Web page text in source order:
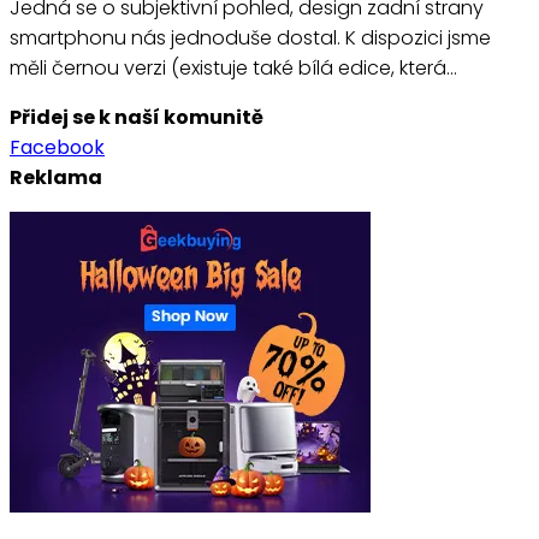
Jedná se o subjektivní pohled, design zadní strany
smartphonu nás jednoduše dostal. K dispozici jsme
měli černou verzi (existuje také bílá edice, která…
Přidej se k naší komunitě
Facebook
Reklama